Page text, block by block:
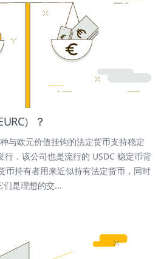
）？
与欧元价值挂钩的法定货币支持稳定
行，该公司也是流行的 USDC 稳定币背
币持有者用来近似持有法定货币，同时
们是理想的交...